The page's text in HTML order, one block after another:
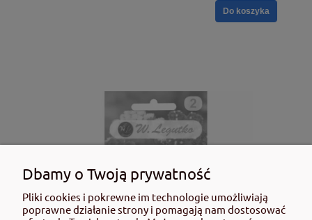
Do koszyka
Dbamy o Twoją prywatność
Pliki cookies i pokrewne im technologie umożliwiają
poprawne działanie strony i pomagają nam dostosować